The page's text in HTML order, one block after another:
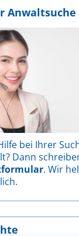
Anwaltsuche
bei Ihrer
Dann
. Wir